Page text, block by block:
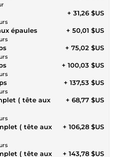
+ 31,26 $US
épaules + 50,01 $US
+ 75,02 $US
+ 100,03 $US
+ 137,53 $US
( tête aux
+ 68,77 $US
( tête aux
+ 106,28 $US
( tête aux + 143,78 $US